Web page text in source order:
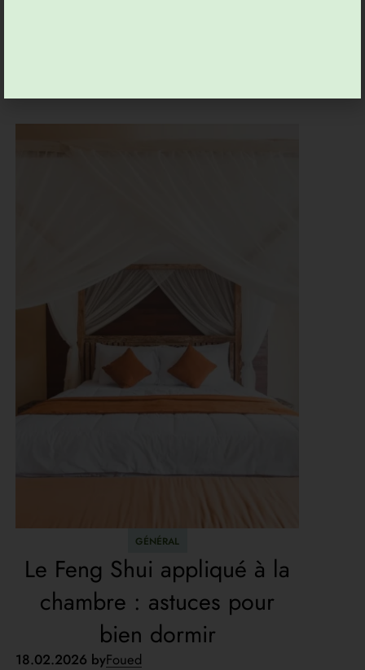
GÉNÉRAL
Le Feng Shui appliqué à la
chambre : astuces pour
bien dormir
18.02.2026 byFoued